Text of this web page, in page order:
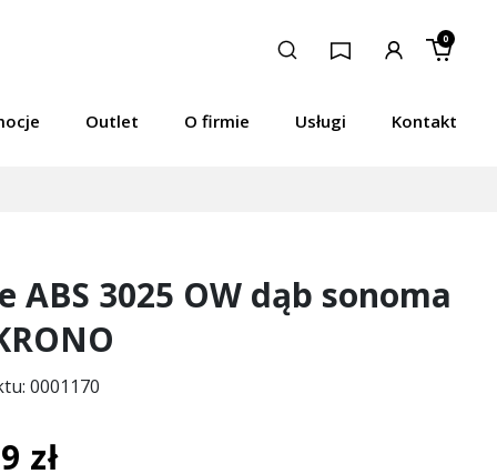
Outlet O firmie Usługi Kontakt
0
ABS 3025 OW dąb sonoma
0001170
zł